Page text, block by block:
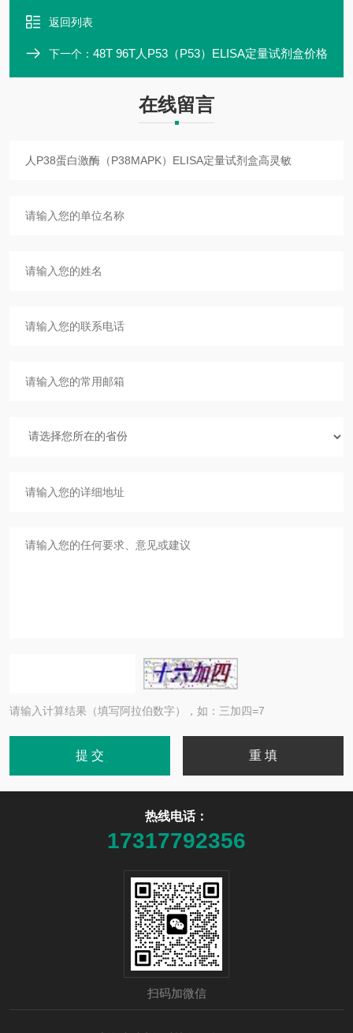
返回列表
下一个： 48T 96T人P53（P53）ELISA定量试剂盒价格
在线留言
请输入计算结果（填写阿拉伯数字），如：三加四=7
热线电话：
17317792356
扫码加微信